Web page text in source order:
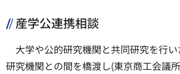
産学公連携相談
大学や公的研究機関と共同研究を行い
研究機関との間を橋渡し(東京商工会議